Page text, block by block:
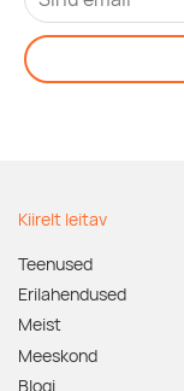
Kiirelt leitav
Teenused
Erilahendused
Meist
Meeskond
Blogi